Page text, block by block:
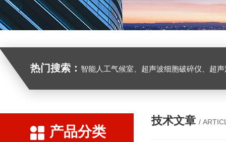
热门搜索： 智能人工气候室、超声波细胞破碎仪、超
产品分类
技术文章 /